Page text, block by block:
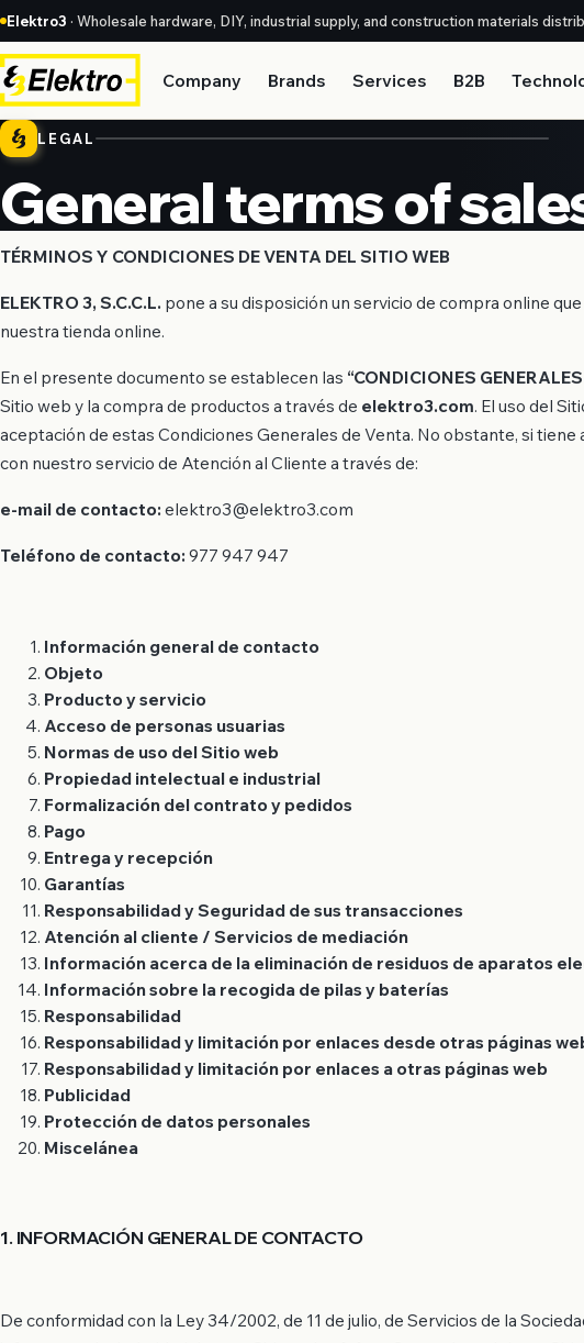
Elektro3 · Wholesale hardware, DIY, industrial supply, and construction materials
Company Brands Services B2B
LEGAL
General terms of
TÉRMINOS Y CONDICIONES DE VENTA DEL SITIO WEB
ELEKTRO 3, S.C.C.L. pone a su disposición un servicio de compra online
nuestra tienda online.
En el presente documento se establecen las “CONDICIONES
Sitio web y la compra de productos a través de elektro3.com. El uso del
aceptación de estas Condiciones Generales de Venta. No obstante, si
con nuestro servicio de Atención al Cliente a través de:
e-mail de contacto: elektro3@elektro3.com
Teléfono de contacto: 977 947 947
Información general de contacto
Objeto
Producto y servicio
Acceso de personas usuarias
Normas de uso del Sitio web
Propiedad intelectual e industrial
Formalización del contrato y pedidos
Pago
Entrega y recepción
Garantías
Responsabilidad y Seguridad de sus transacciones
Atención al cliente / Servicios de mediación
Información acerca de la eliminación de residuos de aparatos
Información sobre la recogida de pilas y baterías
Responsabilidad
Responsabilidad y limitación por enlaces desde otras páginas
Responsabilidad y limitación por enlaces a otras páginas web
Publicidad
Protección de datos personales
Miscelánea
1. INFORMACIÓN GENERAL DE CONTACTO
De conformidad con la Ley 34/2002, de 11 de julio, de Servicios de la